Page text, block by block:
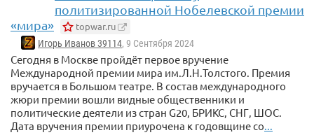
политизированной Нобелевской премии
«мира»
topwar.ru
Игорь Иванов 39114, 9 Сентября 2024
Сегодня в Москве пройдёт первое вручение
Международной премии мира им.Л.Н.Толстого. Премия
вручается в Большом театре. В состав международного
жюри премии вошли видные общественники и
политические деятели из стран G20, БРИКС, СНГ, ШОС.
Дата вручения премии приурочена к годовщине со...